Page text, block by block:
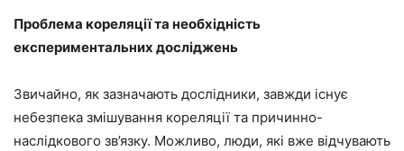
Проблема кореляції та необхідність
експериментальних досліджень
Звичайно, як зазначають дослідники, завжди існує
небезпека змішування кореляції та причинно-
наслідкового зв’язку. Можливо, люди, які вже відчувають